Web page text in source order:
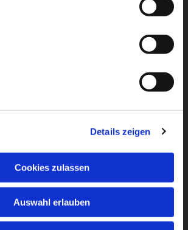
Details zeigen
Cookies zulassen
Auswahl erlauben